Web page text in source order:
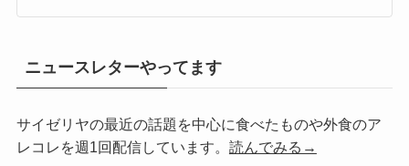
ニュースレターやってます
サイゼリヤの最近の話題を中心に食べたものや外食のア
レコレを週1回配信しています。 読んでみる→